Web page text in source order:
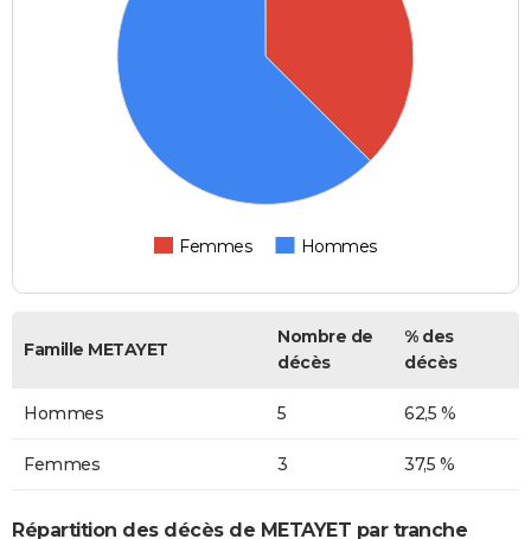
Femmes Hommes
Famille METAYET
Nombre de
décès
% des
décès
Hommes 5 62,5 %
Femmes 3 37,5 %
Répartition des décès de METAYET par tranche